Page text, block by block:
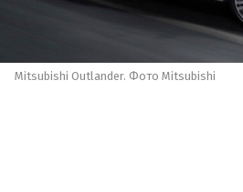
Mitsubishi Outlander. Фото Mitsubishi